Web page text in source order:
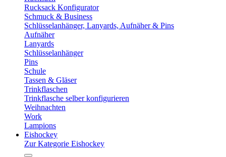
Rucksack Konfigurator
Schmuck & Business
Schlüsselanhänger, Lanyards, Aufnäher & Pins
Aufnäher
Lanyards
Schlüsselanhänger
Pins
Schule
Tassen & Gläser
Trinkflaschen
Trinkflasche selber konfigurieren
Weihnachten
Work
Lampions
Eishockey
Zur Kategorie Eishockey